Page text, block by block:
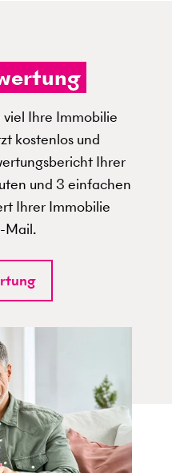
Ihre Immobilie
kostenlos und
Ihrer
und 3 einfachen
Ihrer Immobilie
Mail.